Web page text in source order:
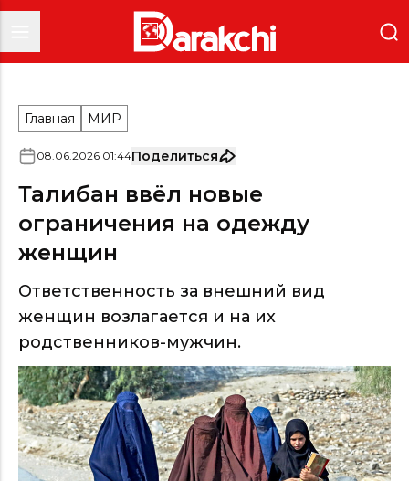
Главная МИР
08.06.2026 01:44Поделиться
Талибан ввёл новые
ограничения на одежду
женщин
Ответственность за внешний вид
женщин возлагается и на их
родственников-мужчин.